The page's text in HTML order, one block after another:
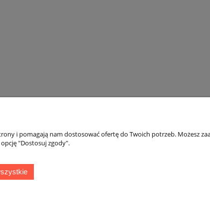
Płatności i dostawa
i pomagają nam dostosować ofertę do Twoich potrzeb. Możesz
"Dostosuj zgody".